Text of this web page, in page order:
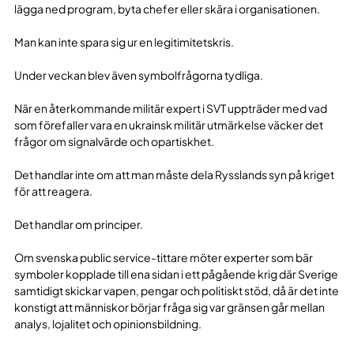
lägga ned program, byta chefer eller skära i organisationen.
Man kan inte spara sig ur en legitimitetskris.
Under veckan blev även symbolfrågorna tydliga.
När en återkommande militär expert i SVT uppträder med vad
som förefaller vara en ukrainsk militär utmärkelse väcker det
frågor om signalvärde och opartiskhet.
Det handlar inte om att man måste dela Rysslands syn på kriget
för att reagera.
Det handlar om principer.
Om svenska public service-tittare möter experter som bär
symboler kopplade till ena sidan i ett pågående krig där Sverige
samtidigt skickar vapen, pengar och politiskt stöd, då är det inte
konstigt att människor börjar fråga sig var gränsen går mellan
analys, lojalitet och opinionsbildning.